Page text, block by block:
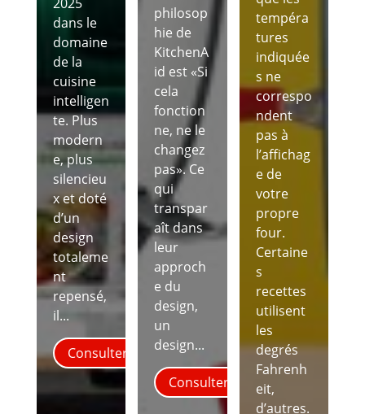
dans le
domaine
de la
cuisine
intelligen
te. Plus
modern
e, plus
silencieu
x et doté
d’un
design
totaleme
nt
repensé,
il...
Consulter
philosop
hie de
KitchenA
id est «Si
cela
fonction
ne, ne le
changez
pas». Ce
qui
transpar
aît dans
leur
approch
e du
design,
un
design...
Consulter
tempéra
tures
indiquée
s ne
correspo
ndent
pas à
l’affichag
e de
votre
propre
four.
Certaine
s
recettes
utilisent
les
degrés
Fahrenh
eit,
d’autres.